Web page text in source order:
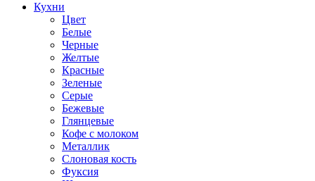
Кухни
Цвет
Белые
Черные
Желтые
Красные
Зеленые
Серые
Бежевые
Глянцевые
Кофе с молоком
Металлик
Слоновая кость
Фуксия